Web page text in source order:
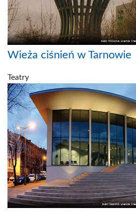
Wieża ciśnień w Tarnowie
Teatry